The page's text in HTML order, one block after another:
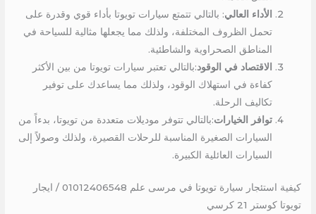
الأداء العالي: بالتالي تتمتع سيارات تويوتا بأداء قوي وقدرة على
تحمل الظروف المختلفة، ولذلك مما يجعلها مثالية للسياحة في
المناطق الصحراوية والشاطئية.
الاقتصاد في الوقود:بالتالي تعتبر سيارات تويوتا من بين الأكثر
كفاءة في استهلاك الوقود، ولذلك مما يساعدك على توفير
تكاليف الرحلة.
توافر الخيارات:بالتالي تتوفر موديلات متعددة من تويوتا، بدءاً من
السيارات الصغيرة المناسبة للرحلات القصيرة، ولذلك وصولاً إلى
السيارات العائلية الكبيرة.
كيفية استئجار سيارة تويوتا في مرسى علم 01012406548 / ايجار
تويوتا كوستر 21 كرسي